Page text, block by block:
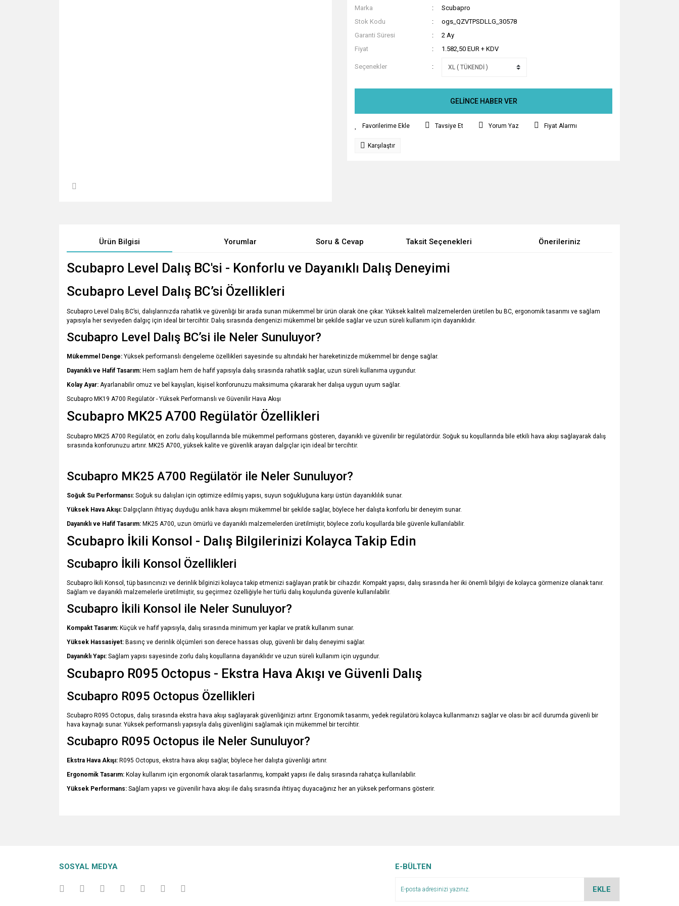
Marka
Scubapro
Stok Kodu
ogs_QZVTPSDLLG_30578
Garanti Süresi
2 Ay
Fiyat
1.582,50 EUR + KDV
Seçenekler
GELİNCE HABER VER
Tavsiye Et Yorum Yaz Fiyat Alarmı
Karşılaştır
Ürün Bilgisi Yorumlar Soru & Cevap Taksit Seçenekleri Önerileriniz
Scubapro Level Dalış BC'si - Konforlu ve Dayanıklı Dalış Deneyimi
Scubapro Level Dalış BC’si Özellikleri
Scubapro Level Dalış BC’si, dalışlarınızda rahatlık ve güvenliği bir arada sunan mükemmel bir ürün olarak öne çıkar. Yüksek kaliteli malzemelerden üretilen bu BC, ergonomik tasarımı ve sağlam
yapısıyla her seviyeden dalgıç için ideal bir tercihtir. Dalış sırasında dengenizi mükemmel bir şekilde sağlar ve uzun süreli kullanım için dayanıklıdır.
Scubapro Level Dalış BC’si ile Neler Sunuluyor?
Mükemmel Denge: Yüksek performanslı dengeleme özellikleri sayesinde su altındaki her hareketinizde mükemmel bir denge sağlar.
Dayanıklı ve Hafif Tasarım: Hem sağlam hem de hafif yapısıyla dalış sırasında rahatlık sağlar, uzun süreli kullanıma uygundur.
Kolay Ayar: Ayarlanabilir omuz ve bel kayışları, kişisel konforunuzu maksimuma çıkararak her dalışa uygun uyum sağlar.
Scubapro MK19 A700 Regülatör - Yüksek Performanslı ve Güvenilir Hava Akışı
Scubapro MK25 A700 Regülatör Özellikleri
Scubapro MK25 A700 Regülatör, en zorlu dalış koşullarında bile mükemmel performans gösteren, dayanıklı ve güvenilir bir regülatördür. Soğuk su koşullarında bile etkili hava akışı sağlayarak dalış
sırasında konforunuzu artırır. MK25 A700, yüksek kalite ve güvenlik arayan dalgıçlar için ideal bir tercihtir.
Scubapro MK25 A700 Regülatör ile Neler Sunuluyor?
Soğuk Su Performansı: Soğuk su dalışları için optimize edilmiş yapısı, suyun soğukluğuna karşı üstün dayanıklılık sunar.
Yüksek Hava Akışı: Dalgıçların ihtiyaç duyduğu anlık hava akışını mükemmel bir şekilde sağlar, böylece her dalışta konforlu bir deneyim sunar.
Dayanıklı ve Hafif Tasarım: MK25 A700, uzun ömürlü ve dayanıklı malzemelerden üretilmiştir, böylece zorlu koşullarda bile güvenle kullanılabilir.
Scubapro İkili Konsol - Dalış Bilgilerinizi Kolayca Takip Edin
Scubapro İkili Konsol Özellikleri
Scubapro İkili Konsol, tüp basıncınızı ve derinlik bilginizi kolayca takip etmenizi sağlayan pratik bir cihazdır. Kompakt yapısı, dalış sırasında her iki önemli bilgiyi de kolayca görmenize olanak tanır.
Sağlam ve dayanıklı malzemelerle üretilmiştir, su geçirmez özelliğiyle her türlü dalış koşulunda güvenle kullanılabilir.
Scubapro İkili Konsol ile Neler Sunuluyor?
Kompakt Tasarım: Küçük ve hafif yapısıyla, dalış sırasında minimum yer kaplar ve pratik kullanım sunar.
Yüksek Hassasiyet: Basınç ve derinlik ölçümleri son derece hassas olup, güvenli bir dalış deneyimi sağlar.
Dayanıklı Yapı: Sağlam yapısı sayesinde zorlu dalış koşullarına dayanıklıdır ve uzun süreli kullanım için uygundur.
Scubapro R095 Octopus - Ekstra Hava Akışı ve Güvenli Dalış
Scubapro R095 Octopus Özellikleri
Scubapro R095 Octopus, dalış sırasında ekstra hava akışı sağlayarak güvenliğinizi artırır. Ergonomik tasarımı, yedek regülatörü kolayca kullanmanızı sağlar ve olası bir acil durumda güvenli bir
hava kaynağı sunar. Yüksek performanslı yapısıyla dalış güvenliğini sağlamak için mükemmel bir tercihtir.
Scubapro R095 Octopus ile Neler Sunuluyor?
Ekstra Hava Akışı: R095 Octopus, ekstra hava akışı sağlar, böylece her dalışta güvenliği artırır.
Ergonomik Tasarım: Kolay kullanım için ergonomik olarak tasarlanmış, kompakt yapısı ile dalış sırasında rahatça kullanılabilir.
Yüksek Performans: Sağlam yapısı ve güvenilir hava akışı ile dalış sırasında ihtiyaç duyacağınız her an yüksek performans gösterir.
Ürün açıklamasında eksik bilgiler bulunuyor.
SOSYAL MEDYA E-BÜLTEN
EKLE